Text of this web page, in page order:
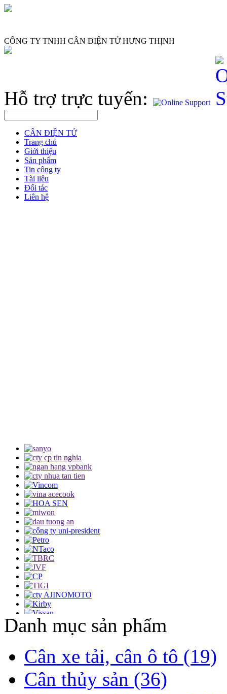
CÔNG TY TNHH CÂN ĐIỆN TỬ HƯNG THỊNH
Hỗ trợ trực tuyến:
CÂN ĐIỆN TỬ
Trang chủ
Giới thiệu
Sản phẩm
Tin công ty
Tài liệu
Đối tác
Liên hệ
Danh mục sản phẩm
Cân xe tải, cân ô tô (19)
Cân thủy sản (36)